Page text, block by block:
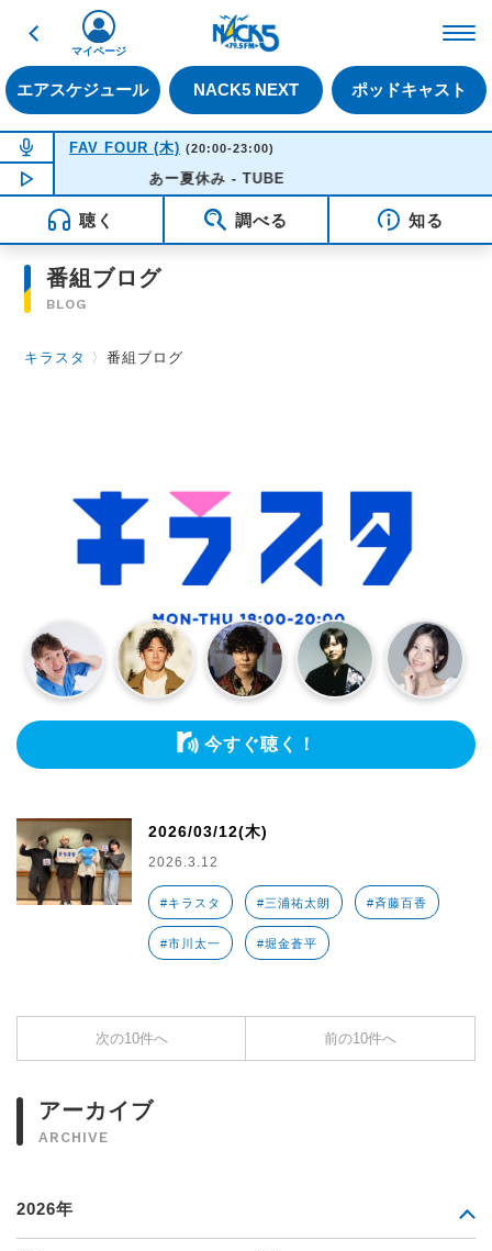
戻る
エアスケジュール NACK5 NEXT ポッドキャスト
マイページ
NOW ON AIR
FAV FOUR (木) (20:00-23:00)
NOW PLAYING20:50
あー夏休み - TUBE
聴く 調べる 知る
番組ブログ
BLOG
キラスタ 〉番組ブログ
今すぐ聴く！
2026/03/12(木)
2026.3.12
#キラスタ #三浦祐太朗 #斉藤百香
#市川太一 #堀金蒼平
次の10件へ 前の10件へ
アーカイブ
ARCHIVE
2026年